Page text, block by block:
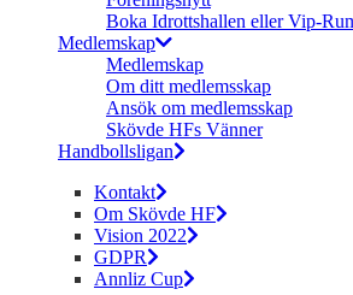
Boka Idrottshallen eller Vip-
Medlemskap
Medlemskap
Om ditt medlemsskap
Ansök om medlemsskap
Skövde HFs Vänner
Handbollsligan
Kontakt
Om Skövde HF
Vision 2022
GDPR
Annliz Cup